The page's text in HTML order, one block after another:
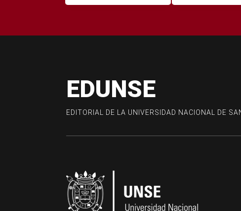
EDUNSE
EDITORIAL DE LA UNIVERSIDAD NACIONAL DE